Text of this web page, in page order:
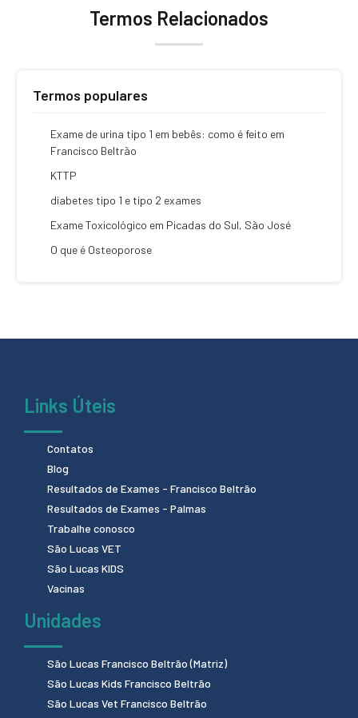
Termos Relacionados
Termos populares
Exame de urina tipo 1 em bebês: como é feito em
Francisco Beltrão
KTTP
diabetes tipo 1 e tipo 2 exames
Exame Toxicológico em Picadas do Sul, São José
O que é Osteoporose
Links Úteis
Contatos
Blog
Resultados de Exames - Francisco Beltrão
Resultados de Exames - Palmas
Trabalhe conosco
São Lucas VET
São Lucas KIDS
Vacinas
Unidades
São Lucas Francisco Beltrão (Matriz)
São Lucas Kids Francisco Beltrão
São Lucas Vet Francisco Beltrão